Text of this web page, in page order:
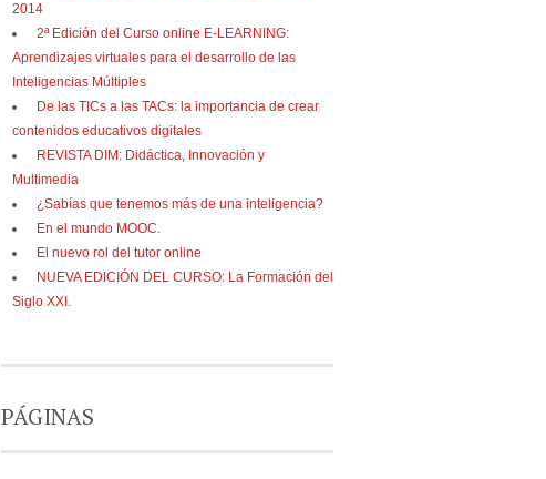
2014
2ª Edición del Curso online E-LEARNING:
Aprendizajes virtuales para el desarrollo de las
Inteligencias Múltiples
De las TICs a las TACs: la importancia de crear
contenidos educativos digitales
REVISTA DIM: Didáctica, Innovación y
Multimedia
¿Sabías que tenemos más de una inteligencia?
En el mundo MOOC.
El nuevo rol del tutor online
NUEVA EDICIÓN DEL CURSO: La Formación del
Siglo XXI.
PÁGINAS